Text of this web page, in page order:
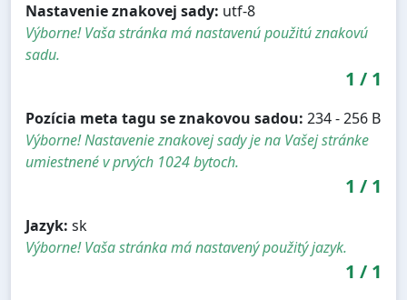
Nastavenie znakovej sady: utf-8
Výborne! Vaša stránka má nastavenú použitú znakovú
sadu.
1 / 1
Pozícia meta tagu se znakovou sadou: 234 - 256 B
Výborne! Nastavenie znakovej sady je na Vašej stránke
umiestnené v prvých 1024 bytoch.
1 / 1
Jazyk: sk
Výborne! Vaša stránka má nastavený použitý jazyk.
1 / 1